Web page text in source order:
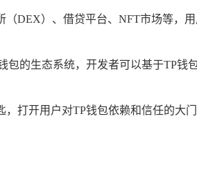
DEX）、借贷平台、NFT市场等，
的生态系统，开发者可以基于TP钱
打开用户对TP钱包依赖和信任的大